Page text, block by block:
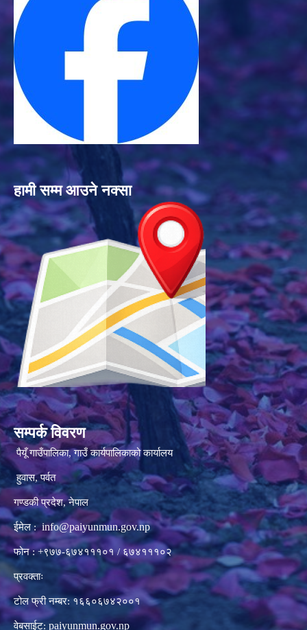
हामी सम्म आउने नक्सा
सम्पर्क विवरण
पैयूँ गाउँपालिका, गाउँ कार्यपालिकाको कार्यालय
हुवास, पर्वत
गण्डकी प्रदेश, नेपाल
ईमेल : info@paiyunmun.gov.np
फोन : +९७७-६७४१११०१ / ६७४१११०२
प्रवक्ताः
टोल फ्री नम्बर: १६६०६७४२००१
वेबसाईट: paiyunmun.gov.np